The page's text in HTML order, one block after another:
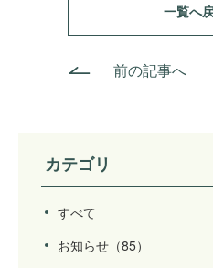
一覧へ
前の記事へ
カテゴリ
すべて
お知らせ （85）